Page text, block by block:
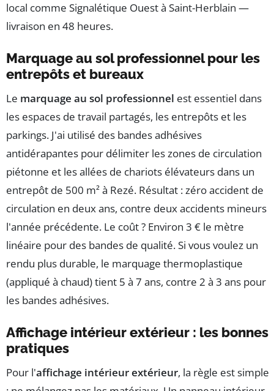
local comme Signalétique Ouest à Saint-Herblain —
livraison en 48 heures.
Marquage au sol professionnel pour les
entrepôts et bureaux
Le marquage au sol professionnel est essentiel dans
les espaces de travail partagés, les entrepôts et les
parkings. J'ai utilisé des bandes adhésives
antidérapantes pour délimiter les zones de circulation
piétonne et les allées de chariots élévateurs dans un
entrepôt de 500 m² à Rezé. Résultat : zéro accident de
circulation en deux ans, contre deux accidents mineurs
l'année précédente. Le coût ? Environ 3 € le mètre
linéaire pour des bandes de qualité. Si vous voulez un
rendu plus durable, le marquage thermoplastique
(appliqué à chaud) tient 5 à 7 ans, contre 2 à 3 ans pour
les bandes adhésives.
Affichage intérieur extérieur : les bonnes
pratiques
Pour l'affichage intérieur extérieur, la règle est simple